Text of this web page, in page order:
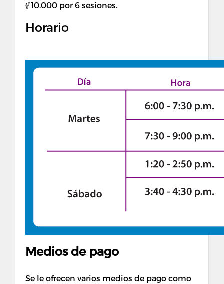
₡10.000 por 6 sesiones.
Horario
Medios de pago
Se le ofrecen varios medios de pago como